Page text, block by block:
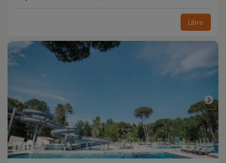
Libro
1/17